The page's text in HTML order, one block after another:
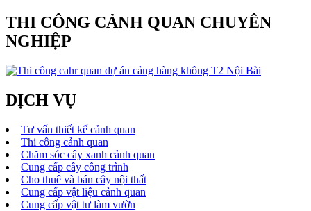
THI CÔNG CẢNH QUAN CHUYÊN
NGHIỆP
DỊCH VỤ
Tư vấn thiết kế cảnh quan
Thi công cảnh quan
Chăm sóc cây xanh cảnh quan
Cung cấp cây công trình
Cho thuê và bán cây nội thất
Cung cấp vật liệu cảnh quan
Cung cấp vật tư làm vườn